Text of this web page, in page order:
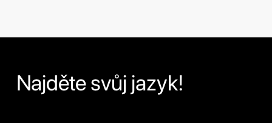
Najděte svůj jazyk!